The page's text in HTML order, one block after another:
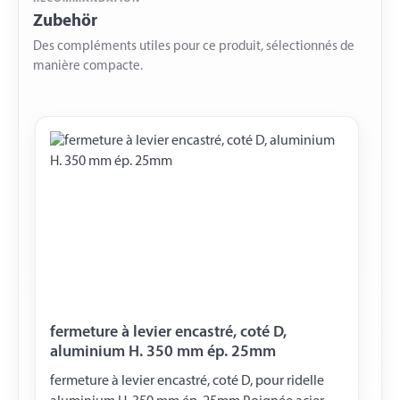
Zubehör
Des compléments utiles pour ce produit, sélectionnés de
manière compacte.
fermeture à levier encastré, coté D,
aluminium H. 350 mm ép. 25mm
fermeture à levier encastré, coté D, pour ridelle